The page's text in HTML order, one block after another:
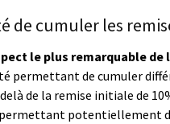
de cumuler les
le plus remarquable de
permettant de cumuler
de la remise initiale de
potentiellement